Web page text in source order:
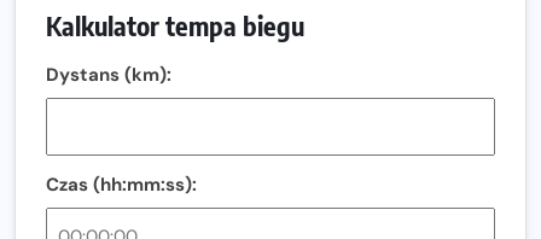
Największy Bieg Powstania Warszawskiego w historii.
Ponad 12 tysięcy uczestników pobiegło dla Bohaterów!
Co ma dużo białka? Produkty, które warto włączyć do
diety
Rozbiegany Olsztyn szykuje się na weekend z
Kalkulator tempa biegu
Dystans (km):
Czas (hh:mm:ss):